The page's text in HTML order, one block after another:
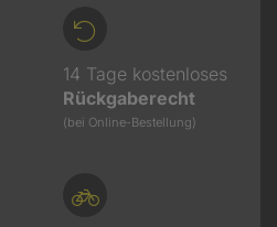
14 Tage kostenloses
Rückgaberecht
(bei Online-Bestellung)